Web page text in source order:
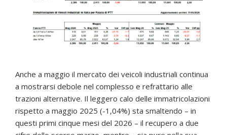
Anche a maggio il mercato dei veicoli industriali continua
a mostrarsi debole nel complesso e refrattario alle
trazioni alternative. Il leggero calo delle immatricolazioni
rispetto a maggio 2025 (-1,04%) sta smaltendo – in
questi primi cinque mesi del 2026 – il recupero a due